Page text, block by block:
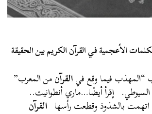
الأعجمية في القرآن الكريم بين الحقيقة
“المهذب فيما وقع فيالقرآنمن المعرب”
إقرأ أيضًا…ماري أنطوانيت..
اتهمت بالشذوذ وقطعت رأسهاالقرآن